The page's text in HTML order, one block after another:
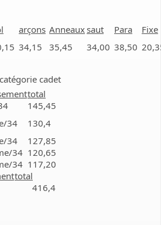
arçons Anneauxsaut Para
Fixe
34,15 35,45 34,00 38,50
cadet
total
145,45
34
130,4
34
127,85
34 120,65
34 117,20
total
416,4